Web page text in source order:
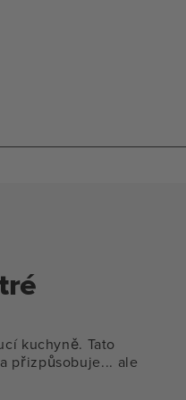
kuchyně. Tato
přizpůsobuje... ale